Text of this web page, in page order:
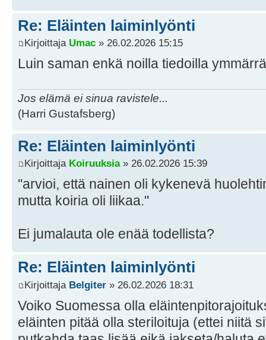
Re: Eläinten laiminlyönti
Kirjoittaja Umac » 26.02.2026 15:15
Luin saman enkä noilla tiedoilla
Jos elämä ei sinua ravistele...
(Harri Gustafsberg)
Re: Eläinten laiminlyönti
Kirjoittaja Koiruuksia» 26.02.2026 15:39
"arvioi, että nainen oli kykenevä
mutta koiria oli liikaa."
Ei jumalauta ole enää todellista?
Re: Eläinten laiminlyönti
Kirjoittaja Belgiter » 26.02.2026 18:31
Voiko Suomessa olla
eläinten pitää olla steriloituja (ettei niitä